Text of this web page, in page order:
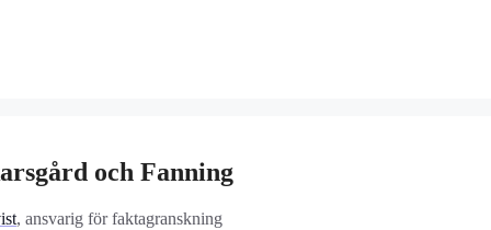
och Fanning
, ansvarig för faktagranskning